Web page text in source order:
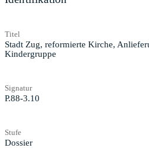
Titel
Stadt Zug, reformierte Kirche,
Kindergruppe
Signatur
P.88-3.10
Stufe
Dossier